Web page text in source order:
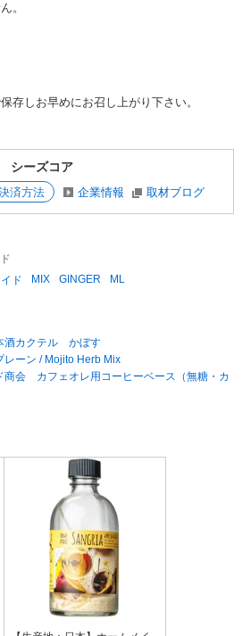
。
存しお早めにお召し上がり下さい。
シーズコア
済方法 企業情報 取材ブログ
ド MIX GINGER ML
酒カクテル かぼす
ーン / Mojito Herb Mix
商会 カフェオレ用コーヒーベース（無糖・カ